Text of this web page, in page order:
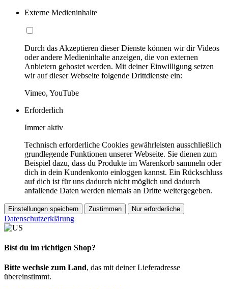
Externe Medieninhalte
Durch das Akzeptieren dieser Dienste können wir dir Videos
oder andere Medieninhalte anzeigen, die von externen
Anbietern gehostet werden. Mit deiner Einwilligung setzen
wir auf dieser Webseite folgende Drittdienste ein:
Vimeo, YouTube
Erforderlich
Immer aktiv
Technisch erforderliche Cookies gewährleisten ausschließlich
grundlegende Funktionen unserer Webseite. Sie dienen zum
Beispiel dazu, dass du Produkte im Warenkorb sammeln oder
dich in dein Kundenkonto einloggen kannst. Ein Rückschluss
auf dich ist für uns dadurch nicht möglich und dadurch
anfallende Daten werden niemals an Dritte weitergegeben.
Einstellungen speichern Zustimmen Nur erforderliche
Datenschutzerklärung
Bist du im richtigen Shop?
Bitte wechsle zum Land, das mit deiner Lieferadresse
übereinstimmt.